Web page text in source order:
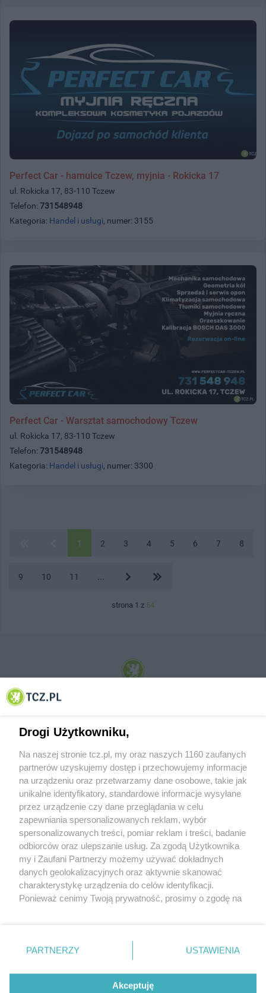
Perfect Car - hamulce Tczew, myjnia - Rokicka 17
ul. Rokicka 17, 83-110 Tczew
Telefon: 731548948
Kategoria: Handel i usługi, numer: 3155
Perfect Car - Warsztat samochodowy Tczew
ul. Rokicka 17, 83-110 Tczew
Telefon: 731548948
Kategoria: Handel i usługi, numer: 3300
1 2 3 4 5 6 7 8
9 10 11
strona 1 z 54
© 2001-2026 Tczew - TCZ.PL Sp. z o.o. Internetowy Serwis Informacyjny Miasta
O FIRMIE POLITYKA PRYWATNOŚCI HOSTING
REKLAMA WSPÓŁPRACA RSS FACEBOOK KONTAKT
Nasze serwisy
Aktualności
Tcz24
Historia miasta
Muzyka i kultura
Archiwum wydarzeń
Zdjęcia miasta
Drogi Użytkowniku,
Na naszej stronie tcz.pl, my oraz naszych 1160 zaufanych
partnerów uzyskujemy dostęp i przechowujemy informacje
na urządzeniu oraz przetwarzamy dane osobowe, takie jak
unikalne identyfikatory, standardowe informacje wysyłane
przez urządzenie czy dane przeglądania w celu
zapewniania spersonalizowanych reklam, wybór
spersonalizowanych treści, pomiar reklam i treści, badanie
odbiorców oraz ulepszanie usług. Za zgodą Użytkownika
my i Zaufani Partnerzy możemy używać dokładnych
danych geolokalizacyjnych oraz aktywnie skanować
charakterystykę urządzenia do celów identyfikacji.
Ponieważ cenimy Twoją prywatność, prosimy o zgodę na
znajdujący się w lewym dolnym rogu strony
. Niektóre
PARTNERZY USTAWIENIA
Akceptuję